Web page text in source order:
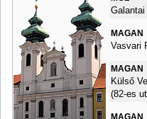
Galantai
MAGAN
Vasvari
MAGAN
Külső
(82-es ut
MAGAN